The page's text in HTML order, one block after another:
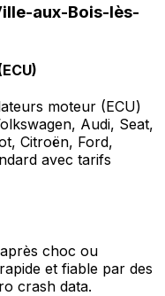
aux-Bois-lès-
moteur (ECU)
Audi, Seat,
Citroën, Ford,
avec tarifs
choc ou
et fiable par des
crash data.